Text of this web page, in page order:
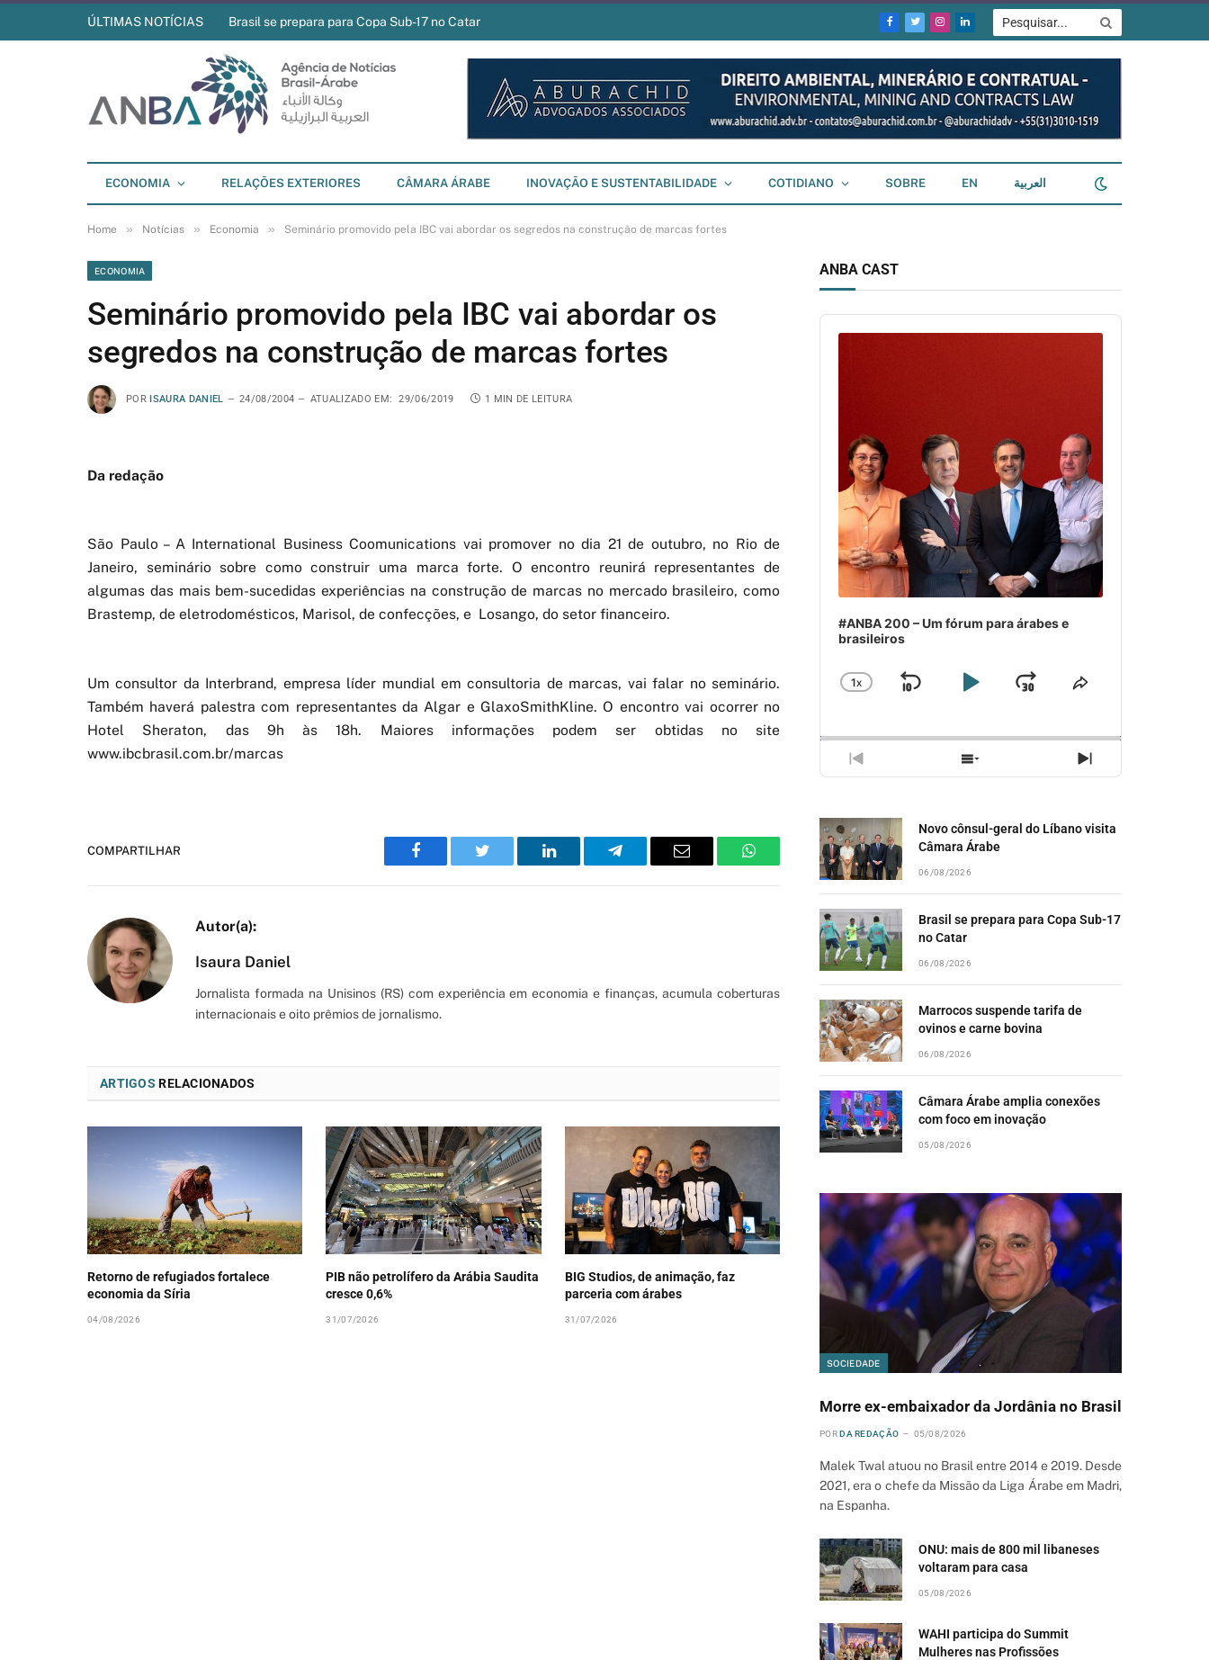
ÚLTIMAS NOTÍCIAS Brasil se prepara para Copa Sub-17 no Catar
Facebook
TwitterInstagram
LinkedIn
ECONOMIA RELAÇÕES EXTERIORES CÂMARA ÁRABE INOVAÇÃO E SUSTENTABILIDADE COTIDIANO SOBRE EN العربية
Home » Notícias » Economia » Seminário promovido pela IBC vai abordar os segredos na construção de marcas fortes
ECONOMIA
Seminário promovido pela IBC vai abordar os
segredos na construção de marcas fortes
POR ISAURA DANIEL 24/08/2004 ATUALIZADO EM: 29/06/2019 1 MIN DE LEITURA
Da redação
São Paulo – A International Business Coomunications vai promover no dia 21 de outubro, no Rio de
Janeiro, seminário sobre como construir uma marca forte. O encontro reunirá representantes de
algumas das mais bem-sucedidas experiências na construção de marcas no mercado brasileiro, como
Brastemp, de eletrodomésticos, Marisol, de confecções, e Losango, do setor financeiro.
Um consultor da Interbrand, empresa líder mundial em consultoria de marcas, vai falar no seminário.
Também haverá palestra com representantes da Algar e GlaxoSmithKline. O encontro vai ocorrer no
Hotel Sheraton, das 9h às 18h. Maiores informações podem ser obtidas no site
www.ibcbrasil.com.br/marcas
COMPARTILHAR
Facebook Twitter LinkedIn Telegram Email WhatsApp
Isaura Daniel
Jornalista formada na Unisinos (RS) com experiência em economia e finanças, acumula coberturas
internacionais e oito prêmios de jornalismo.
ARTIGOS RELACIONADOS
Retorno de refugiados fortalece
economia da Síria
04/08/2026
PIB não petrolífero da Arábia Saudita
cresce 0,6%
31/07/2026
BIG Studios, de animação, faz
parceria com árabes
31/07/2026
ANBA CAST
Audio
Player
#ANBA 200 – Um fórum para árabes e
brasileiros
CHANGE
1X
SKIPPLAYJUMP
PREVIOUS
EPISODE
SHOW
EPISODES
NEXT
EPISODE
Novo cônsul-geral do Líbano visita
Câmara Árabe
06/08/2026
Brasil se prepara para Copa Sub-17
no Catar
06/08/2026
Marrocos suspende tarifa de
ovinos e carne bovina
06/08/2026
Câmara Árabe amplia conexões
com foco em inovação
05/08/2026
SOCIEDADE
Morre ex-embaixador da Jordânia no Brasil
POR DA REDAÇÃO 05/08/2026
Malek Twal atuou no Brasil entre 2014 e 2019. Desde
2021, era o chefe da Missão da Liga Árabe em Madri,
na Espanha.
ONU: mais de 800 mil libaneses
voltaram para casa
05/08/2026
WAHI participa do Summit
Mulheres nas Profissões